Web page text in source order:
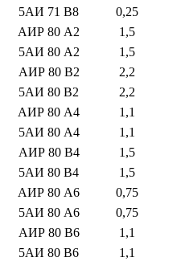
5АИ 71 B8
0,25
АИР 80 A2
1,5
5АИ 80 A2
1,5
АИР 80 B2
2,2
5АИ 80 B2
2,2
АИР 80 A4
1,1
5АИ 80 A4
1,1
АИР 80 B4
1,5
5АИ 80 B4
1,5
АИР 80 A6
0,75
5АИ 80 A6
0,75
АИР 80 B6
1,1
5АИ 80 B6
1,1